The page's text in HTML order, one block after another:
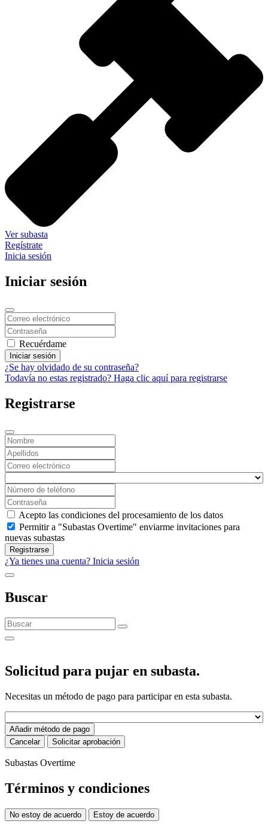
Ver subasta
Regístrate
Inicia sesión
Iniciar sesión
Recuérdame
Iniciar sesión
¿Se hay olvidado de su contraseña?
Todavía no estas registrado? Haga clic aquí para registrarse
Registrarse
Acepto las condiciones del procesamiento de los datos
Permitir a "Subastas Overtime" enviarme invitaciones para
nuevas subastas
Registrarse
¿Ya tienes una cuenta? Inicia sesión
Buscar
Solicitud para pujar en subasta.
Necesitas un método de pago para participar en esta subasta.
Añadir método de pago
Cancelar
Solicitar aprobación
Subastas Overtime
Términos y condiciones
No estoy de acuerdo Estoy de acuerdo